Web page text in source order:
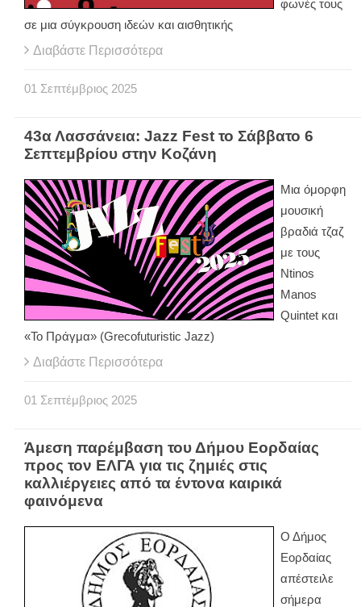
φωνές τους
σε μια σύγκρουση ιδεών και αισθητικής
Διαβάστε Περισσότερα
01 Σεπτέμβριος 2025
43α Λασσάνεια: Jazz Fest το Σάββατο 6
Σεπτεμβρίου στην Κοζάνη
Μια όμορφη
μουσική
βραδιά τζαζ
με τους
Ntinos
Manos
Quintet και
«Το Πράγμα» (Grecofuturistic Jazz)
Διαβάστε Περισσότερα
01 Σεπτέμβριος 2025
Άμεση παρέμβαση του Δήμου Εορδαίας
προς τον ΕΛΓΑ για τις ζημιές στις
καλλιέργειες από τα έντονα καιρικά
φαινόμενα
Ο Δήμος
Εορδαίας
απέστειλε
σήμερα